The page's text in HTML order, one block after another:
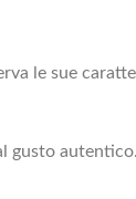
le sue
gusto